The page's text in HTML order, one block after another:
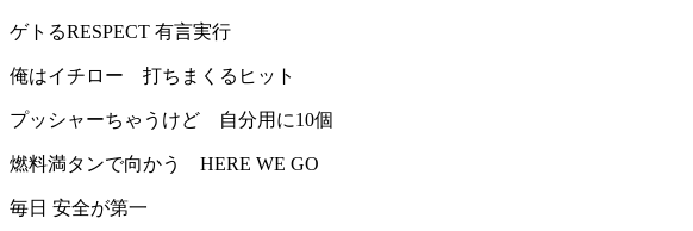
ゲトるRESPECT 有言実行
俺はイチロー 打ちまくるヒット
プッシャーちゃうけど 自分用に10個
燃料満タンで向かう HERE WE GO
毎日 安全が第一